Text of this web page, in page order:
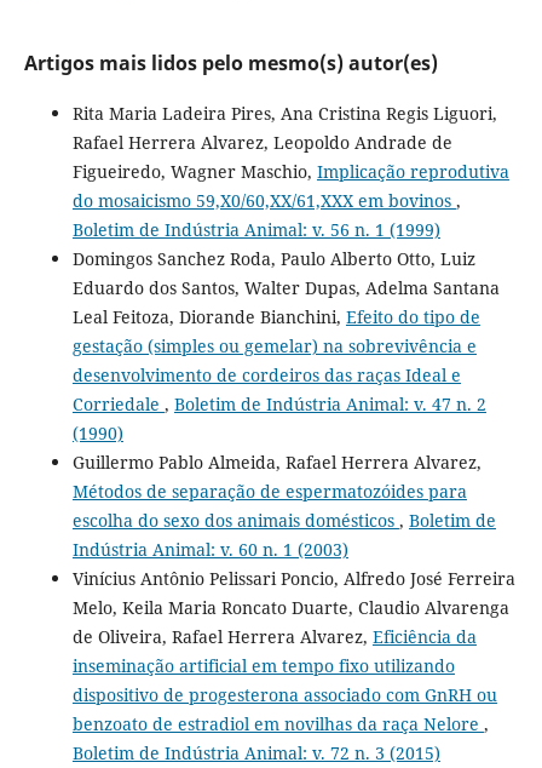
Artigos mais lidos pelo mesmo(s) autor(es)
Rita Maria Ladeira Pires, Ana Cristina Regis Liguori,
Rafael Herrera Alvarez, Leopoldo Andrade de
Figueiredo, Wagner Maschio, Implicação reprodutiva
do mosaicismo 59,X0/60,XX/61,XXX em bovinos ,
Boletim de Indústria Animal: v. 56 n. 1 (1999)
Domingos Sanchez Roda, Paulo Alberto Otto, Luiz
Eduardo dos Santos, Walter Dupas, Adelma Santana
Leal Feitoza, Diorande Bianchini, Efeito do tipo de
gestação (simples ou gemelar) na sobrevivência e
desenvolvimento de cordeiros das raças Ideal e
Corriedale , Boletim de Indústria Animal: v. 47 n. 2
(1990)
Guillermo Pablo Almeida, Rafael Herrera Alvarez,
Métodos de separação de espermatozóides para
escolha do sexo dos animais domésticos , Boletim de
Indústria Animal: v. 60 n. 1 (2003)
Vinícius Antônio Pelissari Poncio, Alfredo José Ferreira
Melo, Keila Maria Roncato Duarte, Claudio Alvarenga
de Oliveira, Rafael Herrera Alvarez, Eficiência da
inseminação artificial em tempo fixo utilizando
dispositivo de progesterona associado com GnRH ou
benzoato de estradiol em novilhas da raça Nelore ,
Boletim de Indústria Animal: v. 72 n. 3 (2015)